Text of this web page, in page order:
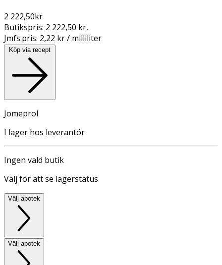
2 222,50kr
Butikspris: 2 222,50 kr,
Jmfs.pris: 2,22 kr / milliliter
Köp via recept
Jomeprol
I lager hos leverantör
Ingen vald butik
Välj för att se lagerstatus
Välj apotek
Välj apotek